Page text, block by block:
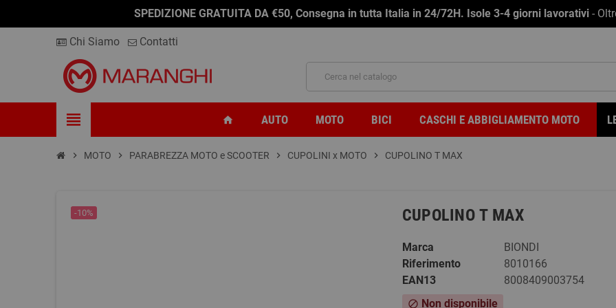
SPEDIZIONE GRATUITA DA €50, Consegna in tutta Italia in 24/72H. Isole 3-4 giorni lavorativi -
Chi Siamo Contatti
view_headline home AUTO MOTO BICI CASCHI E ABBIGLIAMENTO MOTO
chevron_right MOTO chevron_right PARABREZZA MOTO e SCOOTER chevron_right CUPOLINI x MOTO chevron_right CUPOLINO T MAX
-10% CUPOLINO T MAX
Marca
BIONDI
Riferimento
8010166
EAN13
8008409003754
block Non disponibile